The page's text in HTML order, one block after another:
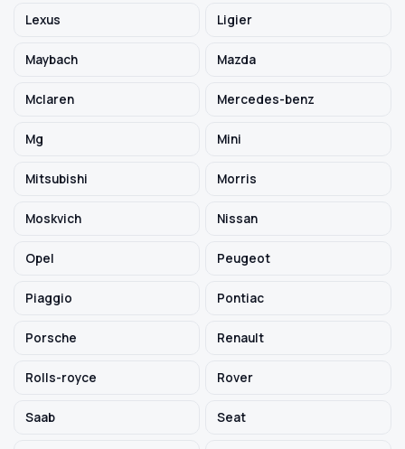
Lexus Ligier
Maybach Mazda
Mclaren Mercedes-benz
Mg Mini
Mitsubishi Morris
Moskvich Nissan
Opel Peugeot
Piaggio Pontiac
Porsche Renault
Rolls-royce Rover
Saab Seat